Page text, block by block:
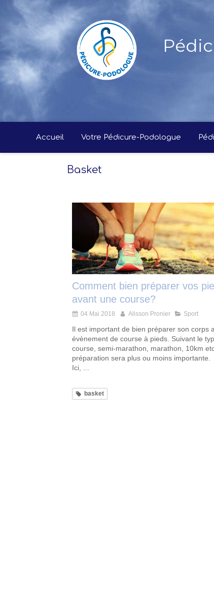
Accueil Votre Pédicure-Podologue
Basket
Comment bien préparer vos
avant une course?
04 Mai 2018 Alisson Pronier Sport
Il est important de bien préparer son corps
évènement de course à pieds. Suivant le
course, semi-marathon, marathon, 10km
préparation sera plus ou moins importante.
Ici, ...
basket